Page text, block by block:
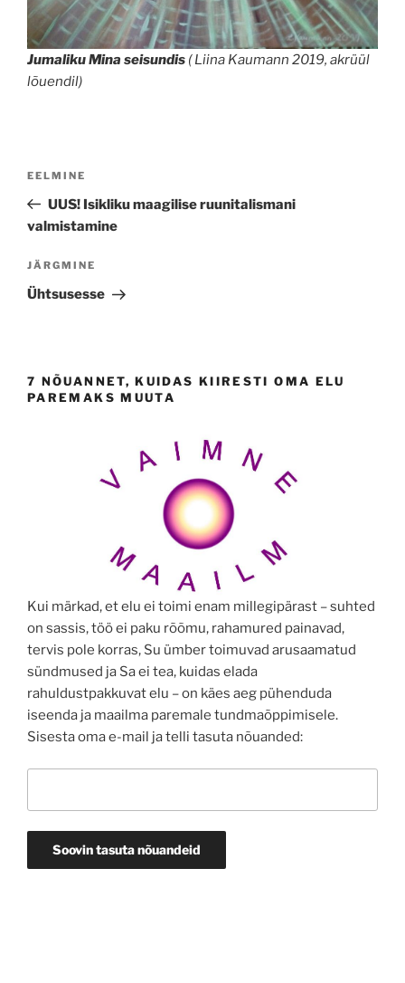
Jumaliku Mina seisundis ( Liina Kaumann 2019, akrüül
lõuendil)
Previous
Post
EELMINE
UUS! Isikliku maagilise ruunitalismani
valmistamine
Next
Post
JÄRGMINE
Ühtsusesse
7 NÕUANNET, KUIDAS KIIRESTI OMA ELU
PAREMAKS MUUTA
Kui märkad, et elu ei toimi enam millegipärast – suhted
on sassis, töö ei paku rõõmu, rahamured painavad,
tervis pole korras, Su ümber toimuvad arusaamatud
sündmused ja Sa ei tea, kuidas elada
rahuldustpakkuvat elu – on käes aeg pühenduda
iseenda ja maailma paremale tundmaõppimisele.
Sisesta oma e-mail ja telli tasuta nõuanded: